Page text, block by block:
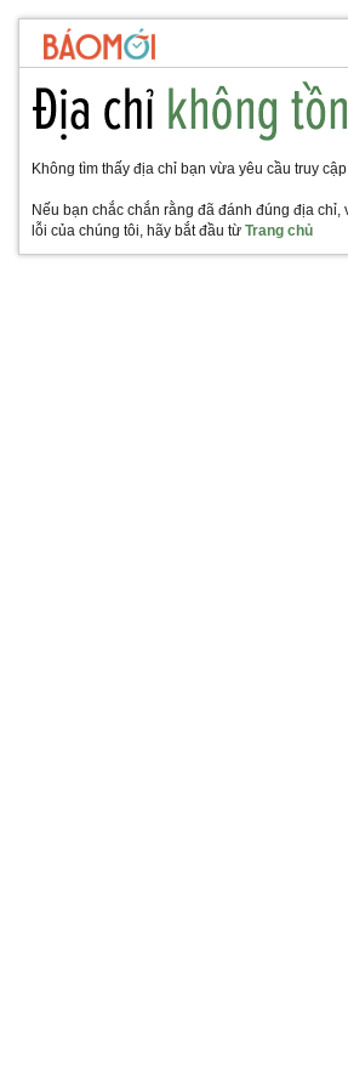
Không tìm thấy địa chỉ bạn vừa yêu cầu truy
Nếu bạn chắc chắn rằng đã đánh đúng địa chỉ,
lỗi của chúng tôi, hãy bắt đầu từ Trang chủ